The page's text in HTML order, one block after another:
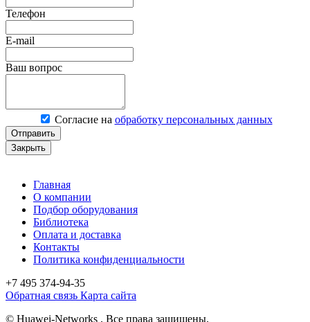
Телефон
E-mail
Ваш вопрос
Согласие на обработку персональных данных
Отправить
Закрыть
Главная
О компании
Подбор оборудования
Библиотека
Оплата и доставка
Контакты
Политика конфиденциальности
+7 495 374-94-35
Обратная связь Карта сайта
© Huawei-Networks . Все права защищены.